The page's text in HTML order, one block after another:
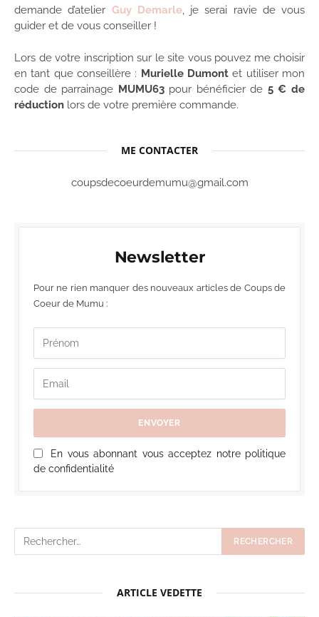
demande d’atelier Guy Demarle, je serai ravie de vous
guider et de vous conseiller !
Lors de votre inscription sur le site vous pouvez me choisir
en tant que conseillère : Murielle Dumont et utiliser mon
code de parrainage MUMU63pour bénéficier de 5 € de
réduction lors de votre première commande.
ME CONTACTER
coupsdecoeurdemumu@gmail.com
Newsletter
Pour ne rien manquer des nouveaux articles de Coups de
Coeur de Mumu :
En vous abonnant vous acceptez notre politique
de confidentialité
ARTICLE VEDETTE